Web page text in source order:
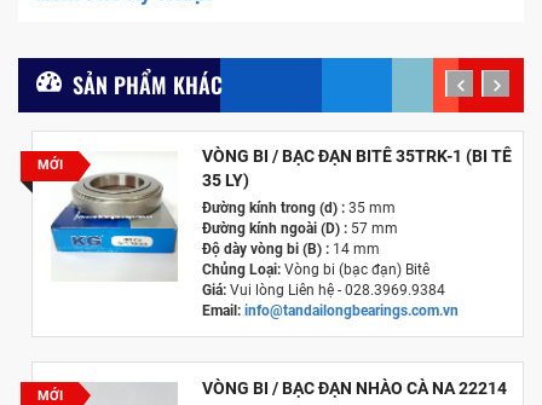
SẢN PHẨM KHÁC
MỚI
VÒNG BI / BẠC ĐẠN BITÊ 35TRK-1 (BI TÊ
35 LY)
Đường kính trong (d) :35 mm
Đường kính ngoài (D) :57 mm
Độ dày vòng bi (B) :14 mm
Chủng Loại: Vòng bi (bạc đạn) Bitê
Giá:Vui lòng Liên hệ - 028.3969.9384
Email: info@tandailongbearings.com.vn
MỚI VÒNG BI / BẠC ĐẠN NHÀO CÀ NA 22214
prev next